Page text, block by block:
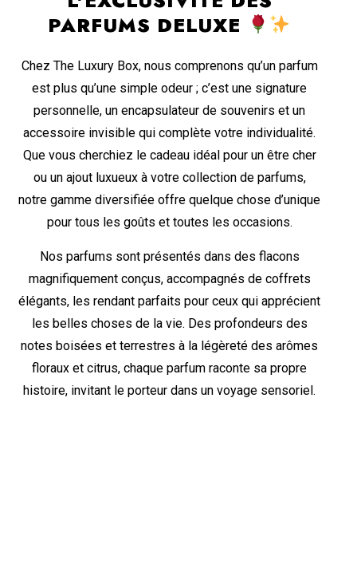
PARFUMS DELUXE
Chez The Luxury Box, nous comprenons qu’un parfum
est plus qu’une simple odeur ; c’est une signature
personnelle, un encapsulateur de souvenirs et un
accessoire invisible qui complète votre individualité.
Que vous cherchiez le cadeau idéal pour un être cher
ou un ajout luxueux à votre collection de parfums,
notre gamme diversifiée offre quelque chose d’unique
pour tous les goûts et toutes les occasions.
Nos parfums sont présentés dans des flacons
magnifiquement conçus, accompagnés de coffrets
élégants, les rendant parfaits pour ceux qui apprécient
les belles choses de la vie. Des profondeurs des
notes boisées et terrestres à la légèreté des arômes
floraux et citrus, chaque parfum raconte sa propre
histoire, invitant le porteur dans un voyage sensoriel.